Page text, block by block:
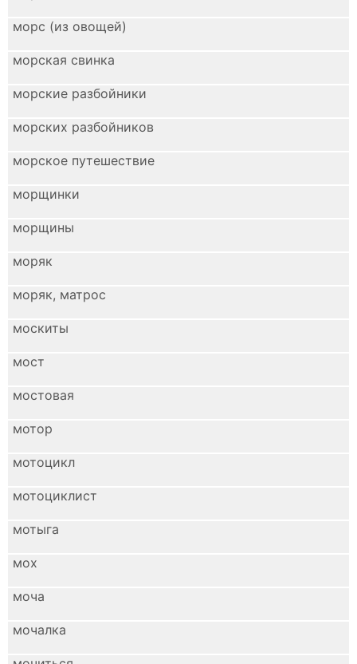
морс (из овощей)
морская свинка
морские разбойники
морских разбойников
морское путешествие
морщинки
морщины
моряк
моряк, матрос
москиты
мост
мостовая
мотор
мотоцикл
мотоциклист
мотыга
мох
моча
мочалка